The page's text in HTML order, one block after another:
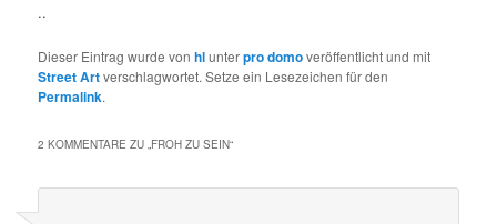
..
Dieser Eintrag wurde vonhlunterpro domoveröffentlicht und mit
Street Artverschlagwortet. Setze ein Lesezeichen für den
Permalink.
2 KOMMENTARE ZU „FROH ZU SEIN“